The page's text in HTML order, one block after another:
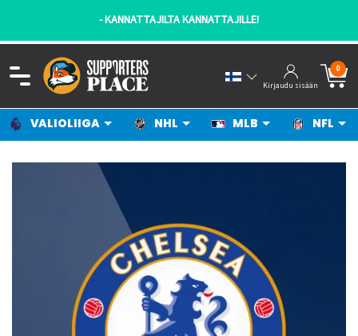
- KANNATTAJILTA KANNATTAJILLE!
Kirjaudu sisään
0
VALIOLIIGA NHL MLB NFL